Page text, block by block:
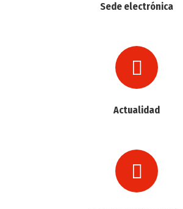
Sede electrónica
Actualidad